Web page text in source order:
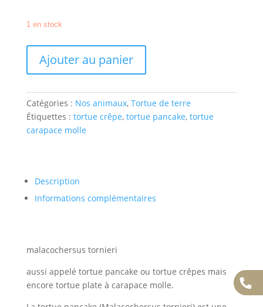
1 en stock
malacochersus
tornieri
tortue
crêpes
tortue
carapace
souple
Ajouter au panier
Catégories : Nos animaux, Tortue de terre
Étiquettes : tortue crêpe, tortue pancake, tortue
carapace molle
Description
Informations complémentaires
malacochersus tornieri
aussi appelé tortue pancake ou tortue crêpes mais
encore tortue plate à carapace molle.